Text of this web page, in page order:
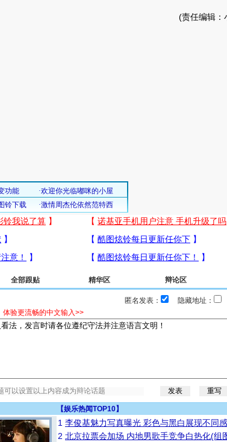
(责任编辑：
全部跟贴 精华区 辩论区
匿名发表：
隐藏地址：
验更流畅的中文输入>>
【娱乐热闻TOP10】
1 李俊基魅力写真曝光 彩色与黑白展现不同
2 北京拉票会加场 内地男歌手竞争白热化(组